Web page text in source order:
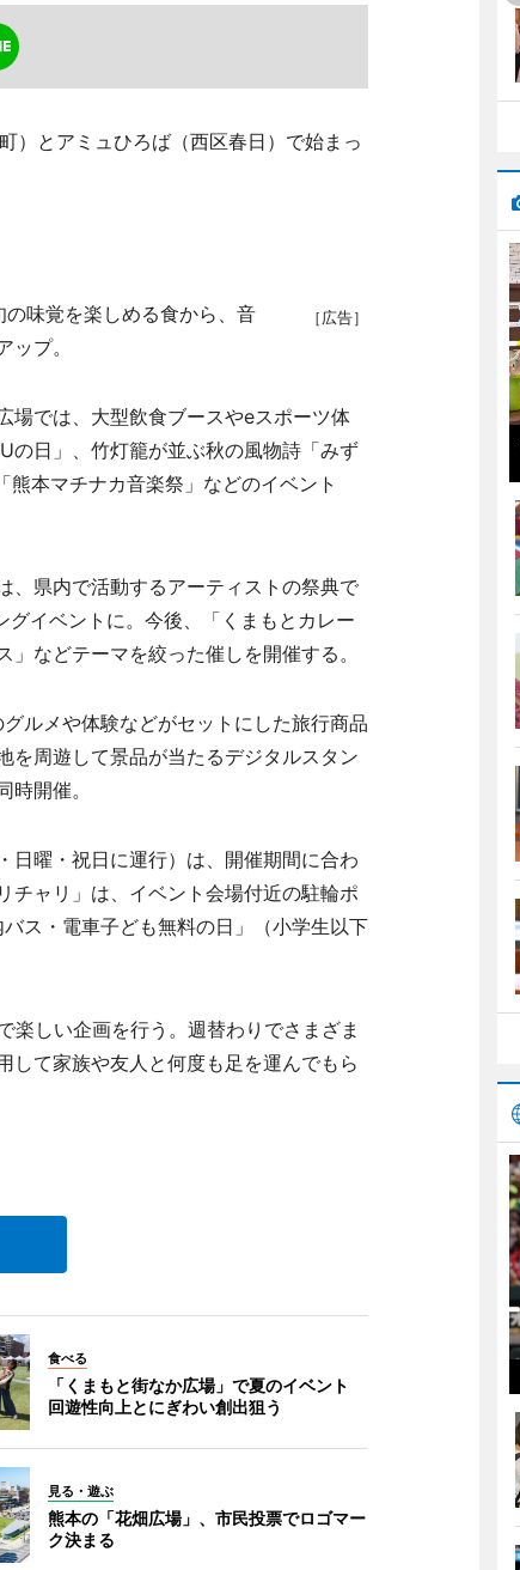
とアミュひろば（西区春日）で始まっ
［広告］
味覚を楽しめる食から、音
プ。
では、大型飲食ブースやeスポーツ体
の日」、竹灯籠が並ぶ秋の風物詩「みず
本マチナカ音楽祭」などのイベント
県内で活動するアーティストの祭典で
イベントに。今後、「くまもとカレー
などテーマを絞った催しを開催する。
ルメや体験などがセットにした旅行商品
を周遊して景品が当たるデジタルスタン
開催。
曜・祝日に運行）は、開催期間に合わ
チャリ」は、イベント会場付近の駐輪ポ
ス・電車子ども無料の日」（小学生以下
しい企画を行う。週替わりでさまざま
して家族や友人と何度も足を運んでもら
食べる
「くまもと街なか広場」で夏のイベント
回遊性向上とにぎわい創出狙う
見る・遊ぶ
熊本の「花畑広場」、市民投票でロゴマー
ク決まる